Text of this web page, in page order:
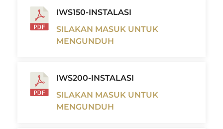
IWS150-INSTALASI
SILAKAN MASUK UNTUK
MENGUNDUH
IWS200-INSTALASI
SILAKAN MASUK UNTUK
MENGUNDUH